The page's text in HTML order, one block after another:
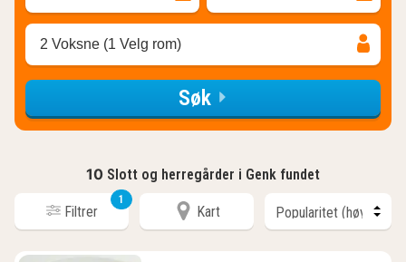
2 Voksne (1 Velg rom)
Søk
10 Slott og herregårder i Genk fundet
Filtrer
1
Kart